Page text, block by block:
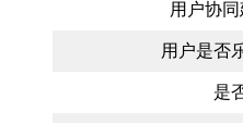
用户协
用户是否
是